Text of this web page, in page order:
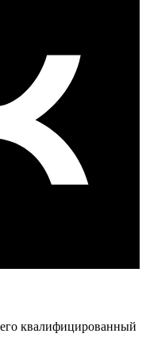
квалифицированный